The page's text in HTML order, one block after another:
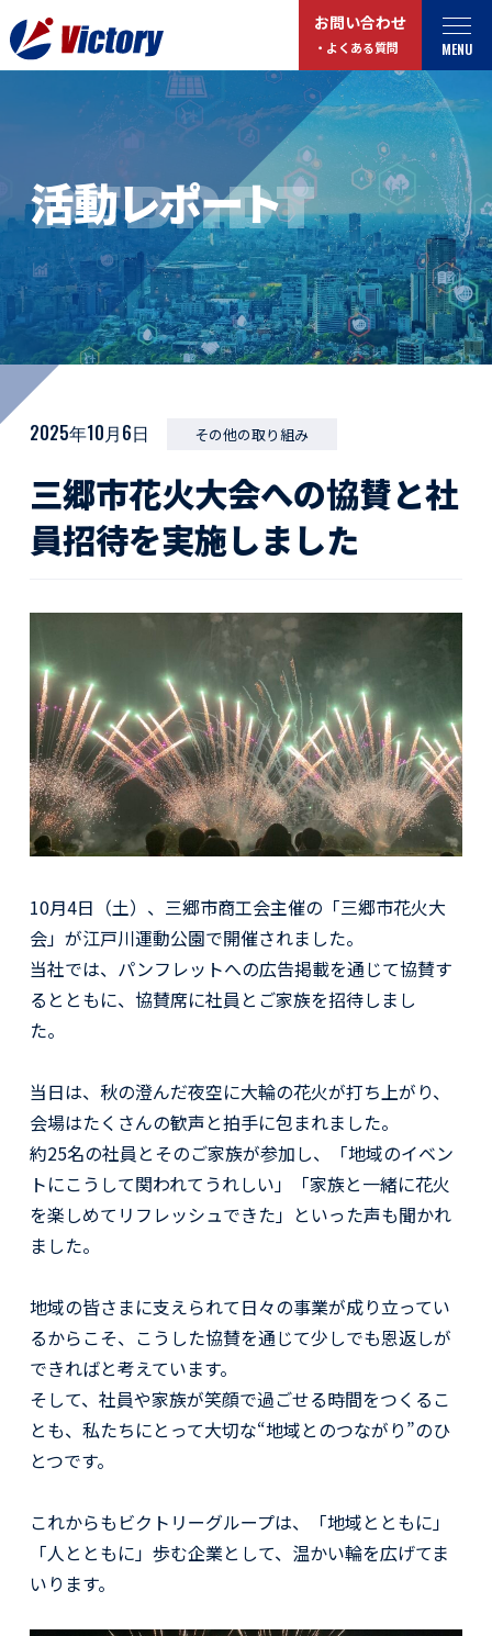
MENU
お問い合わせ
・よくある質問
事業紹介
総合解体 / 解体事業
産業廃棄物収集/ 運搬
企業概要
私たちについて
活動レポート
最新情報
お役立ちコラム
プライバシーポリシー
お問い合わせ
よくある質問
社員紹介
社員インタビュー
育休取得者インタビュー
福利厚生
募集要項一覧
ドライバー職場体験
採用エントリー
よくある質問
Social link
サイト内検索
活動レポート
REPORT
2025年10月6日 その他の取り組み
三郷市花火大会への協賛と社
員招待を実施しました
10月4日（土）、三郷市商工会主催の「三郷市花火大
会」が江戸川運動公園で開催されました。
当社では、パンフレットへの広告掲載を通じて協賛す
るとともに、協賛席に社員とご家族を招待しまし
た。
当日は、秋の澄んだ夜空に大輪の花火が打ち上がり、
会場はたくさんの歓声と拍手に包まれました。
約25名の社員とそのご家族が参加し、「地域のイベン
トにこうして関われてうれしい」「家族と一緒に花火
を楽しめてリフレッシュできた」といった声も聞かれ
ました。
地域の皆さまに支えられて日々の事業が成り立ってい
るからこそ、こうした協賛を通じて少しでも恩返しが
できればと考えています。
そして、社員や家族が笑顔で過ごせる時間をつくるこ
とも、私たちにとって大切な“地域とのつながり”のひ
とつです。
これからもビクトリーグループは、「地域とともに」
「人とともに」歩む企業として、温かい輪を広げてま
いります。